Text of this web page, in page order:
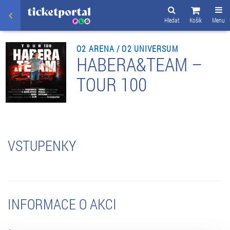
Menu
Košík
Hledat
O2 ARENA / O2 UNIVERSUM
HABERA&TEAM –
TOUR 100
VSTUPENKY
INFORMACE O AKCI